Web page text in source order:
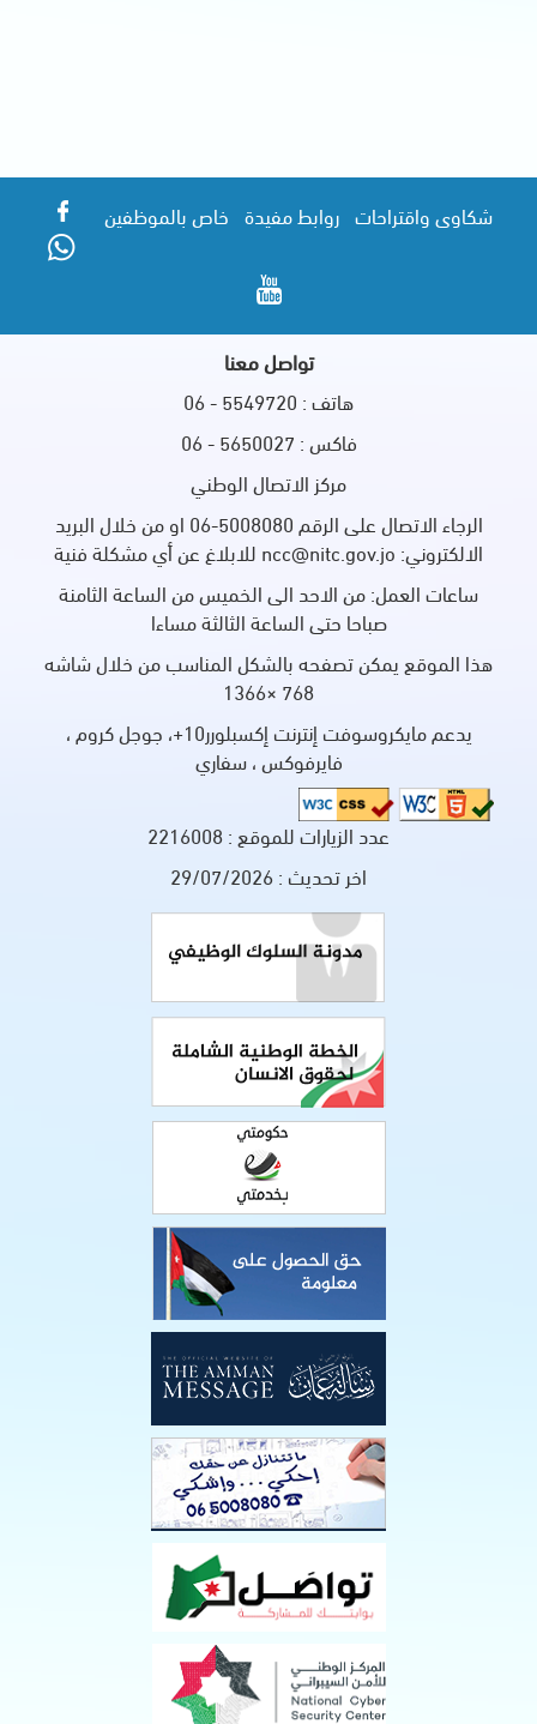
شكاوى واقتراحات روابط مفيدة خاص بالموظفين
تواصل معنا
هاتف : 5549720 - 06
فاكس : 5650027 - 06
مركز الاتصال الوطني
الرجاء الاتصال على الرقم 5008080-06 او من خلال البريد
الالكتروني: ncc@nitc.gov.jo للابلاغ عن أي مشكلة فنية
ساعات العمل: من الاحد الى الخميس من الساعة الثامنة
صباحا حتى الساعة الثالثة مساءا
هذا الموقع يمكن تصفحه بالشكل المناسب من خلال شاشه
768 ×1366
يدعم مايكروسوفت إنترنت إكسبلورر10+، جوجل كروم ،
فايرفوكس ، سفاري
عدد الزيارات للموقع : 2216008
اخر تحديث : 29/07/2026